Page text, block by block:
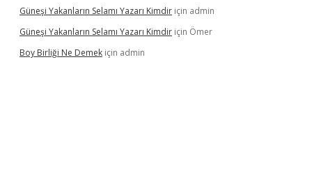
Güneşi Yakanların Selamı Yazarı Kimdir için admin
Güneşi Yakanların Selamı Yazarı Kimdir için Ömer
Boy Birliği Ne Demek için admin